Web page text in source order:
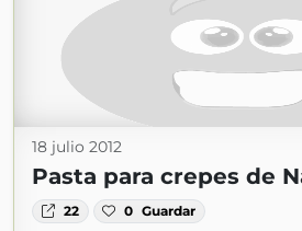
18 julio 2012
Pasta para crepes de
22 0 Guardar